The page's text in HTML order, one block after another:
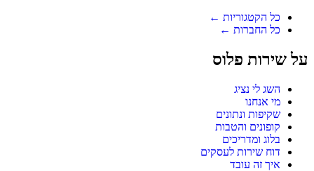
כל הקטגוריות ←
כל החברות ←
על שירות פלוס
השג לי נציג
מי אנחנו
שקיפות ונתונים
קופונים והטבות
בלוג ומדריכים
דוח שירות לעסקים
איך זה עובד